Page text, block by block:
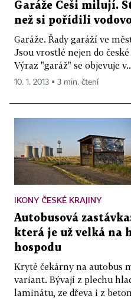
Garáže Češi milují.
než si pořídili
Garáže. Řady garáží ve
Jsou vrostlé nejen do
Výraz "garáž" se objevuje
10. 1. 2013 ▪ 3 min. čtení
IKONY ČESKÉ KRAJINY
Autobusová
která je už velká na
hospodu
Kryté čekárny na autobus
variant. Bývají z plechu
laminátu, ze dřeva i z